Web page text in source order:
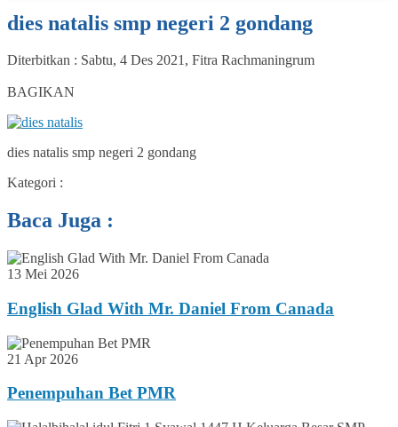
dies natalis smp negeri 2 gondang
Diterbitkan : Sabtu, 4 Des 2021, Fitra Rachmaningrum
BAGIKAN
dies natalis smp negeri 2 gondang
Kategori :
Baca Juga :
13 Mei 2026
English Glad With Mr. Daniel From Canada
21 Apr 2026
Penempuhan Bet PMR